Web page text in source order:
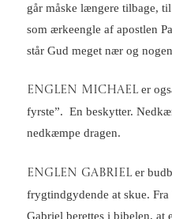
går måske længere tilbage,
som ærkeengle af apostlen
står Gud meget nær og
Englen Michaeler
fyrste”. En beskytter.
nedkæmpe dragen.
Englen Gabrieler
frygtindgydende at skue.
Gabriel berettes i bibelen, at